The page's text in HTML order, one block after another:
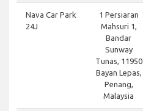
Nava Car Park
24J
1 Persiaran
Mahsuri 1,
Bandar
Sunway
Tunas, 11950
Bayan Lepas,
Penang,
Malaysia